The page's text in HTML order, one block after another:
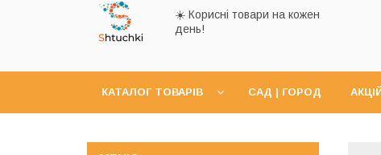
☀️ Корисні товари на кожен
день!
КАТАЛОГ ТОВАРІВ САД | ГОРОД